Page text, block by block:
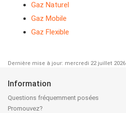
Gaz Naturel
Gaz Mobile
Gaz Flexible
Dernière mise à jour: mercredi 22 juillet 2026
Information
Questions fréquemment posées
Promouvez?